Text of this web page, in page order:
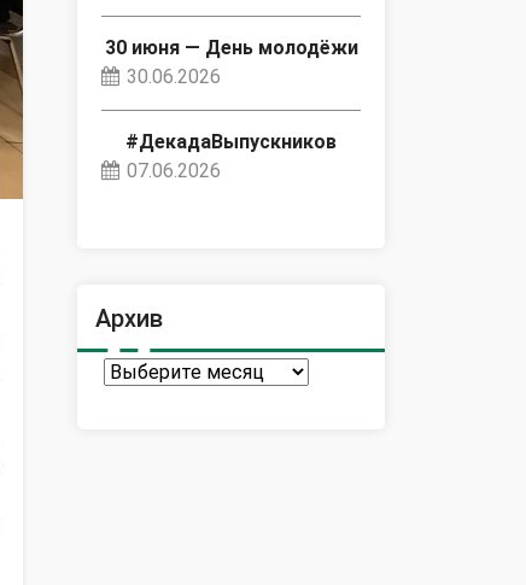
30 июня — День молодёжи
30.06.2026
#ДекадаВыпускников
07.06.2026
Архив
Архив